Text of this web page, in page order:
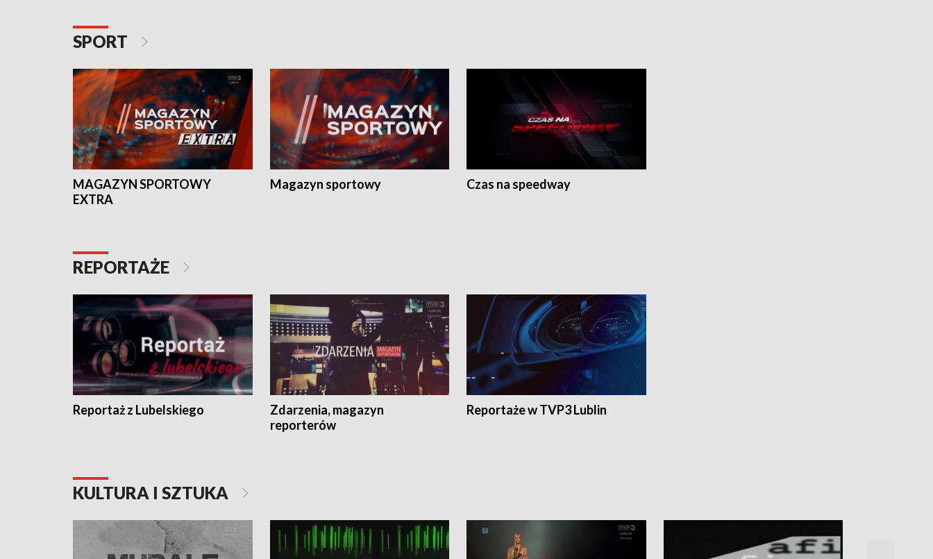
SPORT
MAGAZYN SPORTOWY
EXTRA
Magazyn sportowy Czas na speedway
REPORTAŻE
Reportaż z Lubelskiego
Zdarzenia, magazyn
reporterów
Reportaże w TVP3 Lublin
KULTURA I SZTUKA